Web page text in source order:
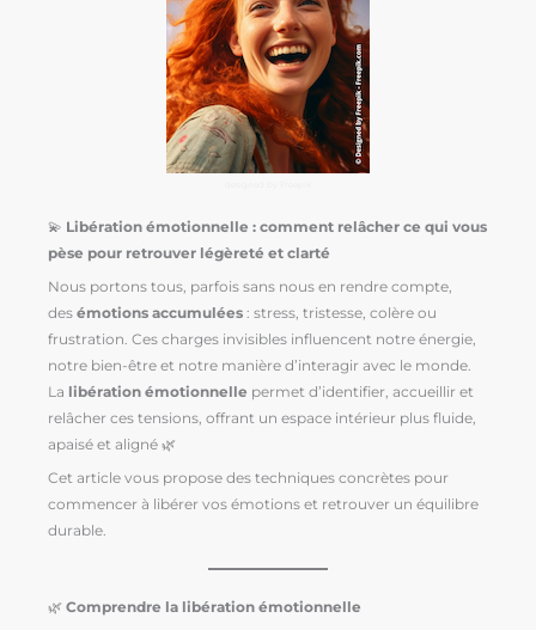
💫 Libération émotionnelle : comment relâcher ce qui vous
pèse pour retrouver légèreté et clarté
Nous portons tous, parfois sans nous en rendre compte,
des émotions accumulées : stress, tristesse, colère ou
frustration. Ces charges invisibles influencent notre énergie,
notre bien-être et notre manière d’interagir avec le monde.
La libération émotionnelle permet d’identifier, accueillir et
relâcher ces tensions, offrant un espace intérieur plus fluide,
apaisé et aligné 🌿
Cet article vous propose des techniques concrètes pour
commencer à libérer vos émotions et retrouver un équilibre
durable.
🌿 Comprendre la libération émotionnelle